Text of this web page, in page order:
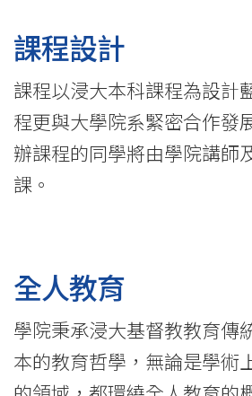
學課程設計
課程以浸大本科課程為設計
程更與大學院系緊密合作發
辦課程的同學將由學院講師
課。
全人教育
學院秉承浸大基督教教育傳
本的教育哲學，無論是學術